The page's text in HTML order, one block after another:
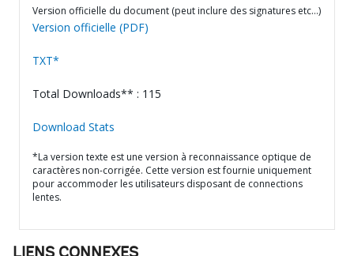
Version officielle du document (peut inclure des signatures etc…)
Version officielle (PDF)
TXT*
Total Downloads** : 115
Download Stats
*La version texte est une version à reconnaissance optique de
caractères non-corrigée. Cette version est fournie uniquement
pour accommoder les utilisateurs disposant de connections
lentes.